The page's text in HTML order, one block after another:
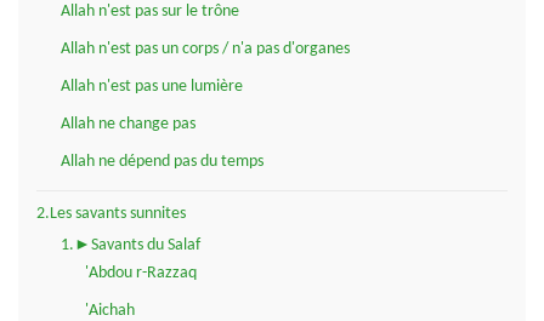
Allah n'est pas sur le trône
Allah n'est pas un corps / n'a pas d'organes
Allah n'est pas une lumière
Allah ne change pas
Allah ne dépend pas du temps
2.Les savants sunnites
1.►Savants du Salaf
'Abdou r-Razzaq
'Aichah